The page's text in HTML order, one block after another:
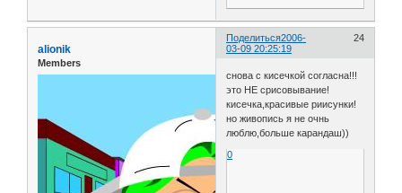
Поделиться 24
2006-
03-09 20:25:19
alionik
Members
снова с кисечкой согласна!!!
это НЕ срисовывание!
кисечка,красивые риисунки!
но живопись я не очнь
люблю,больше карандаш))
0